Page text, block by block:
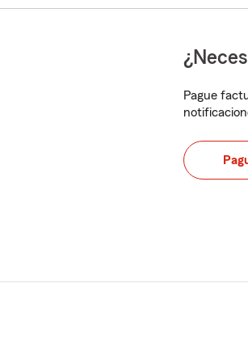
Pague